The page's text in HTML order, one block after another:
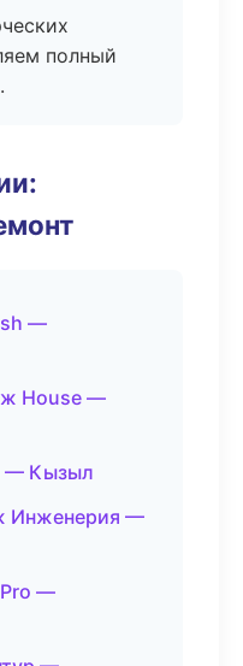
полный
—
House —
— Кызыл
Инженерия —
—